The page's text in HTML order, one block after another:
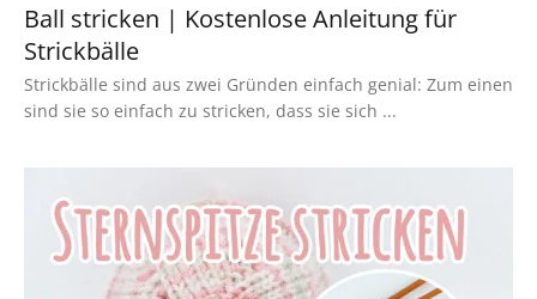
Ball stricken | Kostenlose Anleitung für
Strickbälle
Strickbälle sind aus zwei Gründen einfach genial: Zum einen
sind sie so einfach zu stricken, dass sie sich ...